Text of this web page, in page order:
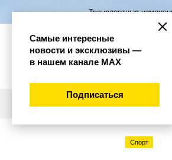
Транспортные
Спорт
Самые интересные
новости и эксклюзивы —
в нашем канале МАХ
Подписаться